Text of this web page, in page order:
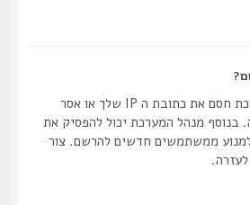
יכול להיות שמנהל המערכת חסם את כתובת ה IP שלך או אסר
מנהל המערכת יכול להפסיק את
ממשתמשים חדשים להרשם. צור